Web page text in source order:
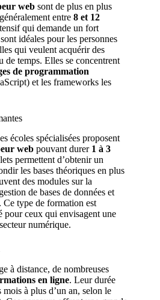
web sont de plus en plus
entre 8 et 12
qui demande un fort
idéales pour les personnes
qui veulent acquérir des
de temps. Elles se concentrent
de programmation
et les frameworks les
écoles spécialisées proposent
web pouvant durer 1 à 3
permettent d’obtenir un
les bases théoriques en plus
des modules sur la
de bases de données et
type de formation est
pour ceux qui envisagent une
numérique.
à distance, de nombreuses
en ligne. Leur durée
à plus d’un an, selon le